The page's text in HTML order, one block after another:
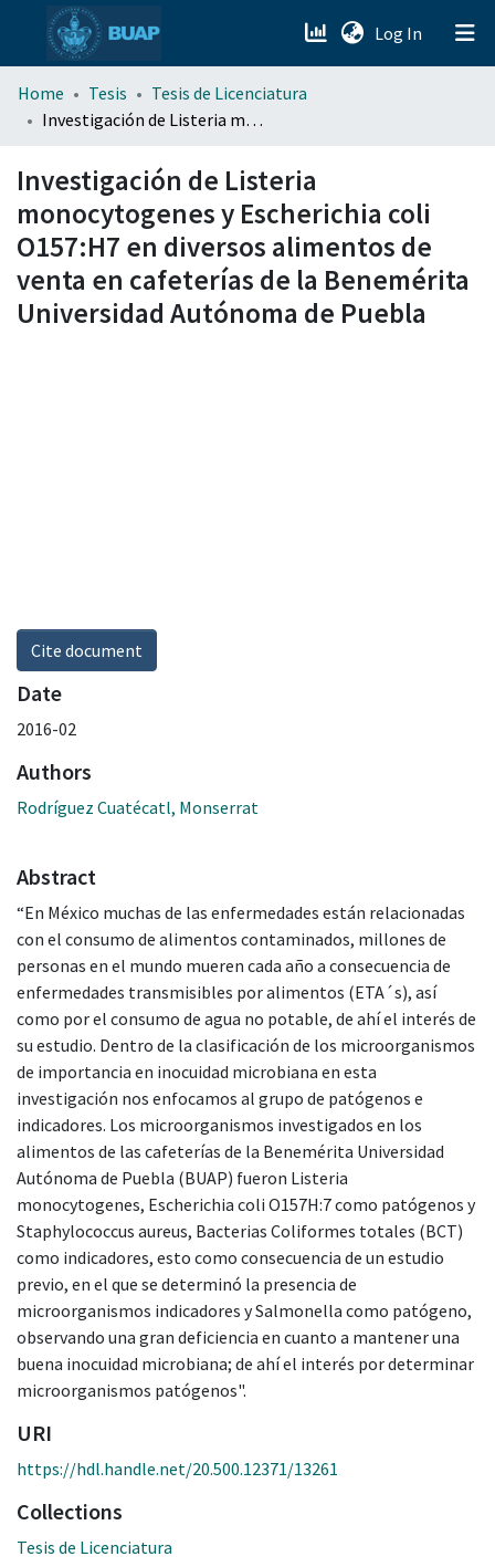
Log In (current)
menu.section.about_menu
Home Tesis
Tesis de Licenciatura
Investigación de Listeria monocytogenes y Escherichia coli O157:H7 en diversos alimentos de venta en cafeterías de la Benemérita Universidad Autónoma de Puebla
Investigación de Listeria
monocytogenes y Escherichia coli
O157:H7 en diversos alimentos de
venta en cafeterías de la Benemérita
Universidad Autónoma de Puebla
Cite document
Date
2016-02
Authors
Rodríguez Cuatécatl, Monserrat
Abstract
“En México muchas de las enfermedades están relacionadas
con el consumo de alimentos contaminados, millones de
personas en el mundo mueren cada año a consecuencia de
enfermedades transmisibles por alimentos (ETA´s), así
como por el consumo de agua no potable, de ahí el interés de
su estudio. Dentro de la clasificación de los microorganismos
de importancia en inocuidad microbiana en esta
investigación nos enfocamos al grupo de patógenos e
indicadores. Los microorganismos investigados en los
alimentos de las cafeterías de la Benemérita Universidad
Autónoma de Puebla (BUAP) fueron Listeria
monocytogenes, Escherichia coli O157H:7 como patógenos y
Staphylococcus aureus, Bacterias Coliformes totales (BCT)
como indicadores, esto como consecuencia de un estudio
previo, en el que se determinó la presencia de
microorganismos indicadores y Salmonella como patógeno,
observando una gran deficiencia en cuanto a mantener una
buena inocuidad microbiana; de ahí el interés por determinar
microorganismos patógenos".
URI
https://hdl.handle.net/20.500.12371/13261
Collections
Tesis de Licenciatura